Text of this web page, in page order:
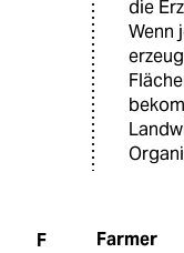
die
Wenn
F Farmer